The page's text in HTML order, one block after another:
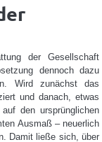
der Gesellschaft
dennoch dazu
Wird zunächst das
und danach, etwas
den ursprünglichen
Ausmaß – neuerlich
Damit ließe sich, über